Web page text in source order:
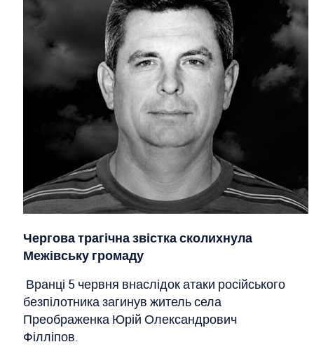
Чергова трагічна звістка сколихнула
Межівську громаду
Вранці 5 червня внаслідок атаки російського
безпілотника загинув житель села
Преображенка Юрій Олександрович
Філліпов.